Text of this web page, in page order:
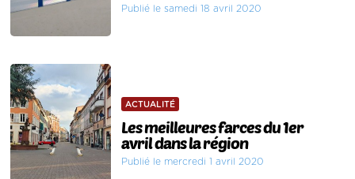
Publié le samedi 18 avril 2020
ACTUALITÉ
Les meilleures farces du 1er
avril dans la région
Publié le mercredi 1 avril 2020